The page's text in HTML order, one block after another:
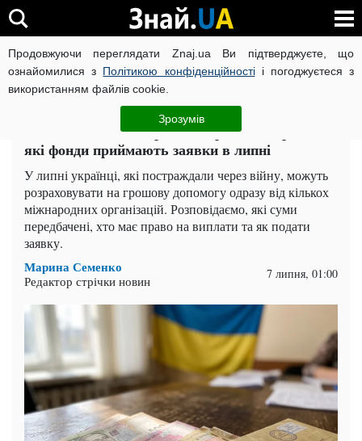
Продовжуючи переглядати Znaj.ua Ви підтверджуєте, що
ознайомилися з Політикою конфіденційностіі погоджуєтеся з
використанням файлів cookie.
Зрозумів
ВІЙНА РОСІЇ ПРОТИ УКРАЇНИ КОРОНАВІРУС В УКРАЇНІ
ЧИТАТЬ НА РУССКОМ
Виплати до 95 000 грн від Червоного Хреста:
які фонди приймають заявки в липні
У липні українці, які постраждали через війну, можуть
розраховувати на грошову допомогу одразу від кількох
міжнародних організацій. Розповідаємо, які суми
передбачені, хто має право на виплати та як подати
заявку.
Марина Семенко
Редактор стрічки новин 7 липня, 01:00